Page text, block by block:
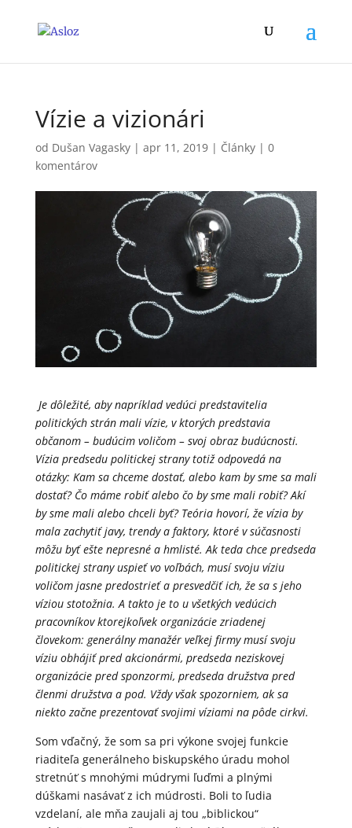
Vízie a vizionári
od Dušan Vagasky| apr 11, 2019| Články| 0
komentárov
Je dôležité, aby napríklad vedúci predstavitelia
politických strán mali vízie, v ktorých predstavia
občanom – budúcim voličom – svoj obraz budúcnosti.
Vízia predsedu politickej strany totiž odpovedá na
otázky: Kam sa chceme dostať, alebo kam by sme sa mali
dostať? Čo máme robiť alebo čo by sme mali robiť? Akí
by sme mali alebo chceli byť? Teória hovorí, že vízia by
mala zachytiť javy, trendy a faktory, ktoré v súčasnosti
môžu byť ešte nepresné a hmlisté. Ak teda chce predseda
politickej strany uspieť vo voľbách, musí svoju víziu
voličom jasne predostrieť a presvedčiť ich, že sa s jeho
víziou stotožnia. A takto je to u všetkých vedúcich
pracovníkov ktorejkoľvek organizácie zriadenej
človekom: generálny manažér veľkej firmy musí svoju
víziu obhájiť pred akcionármi, predseda neziskovej
organizácie pred sponzormi, predseda družstva pred
členmi družstva a pod. Vždy však spozorniem, ak sa
niekto začne prezentovať svojimi víziami na pôde cirkvi.
Som vďačný, že som sa pri výkone svojej funkcie
riaditeľa generálneho biskupského úradu mohol
stretnúť s mnohými múdrymi ľuďmi a plnými
dúškami nasávať z ich múdrosti. Boli to ľudia
vzdelaní, ale mňa zaujali aj tou „biblickou“